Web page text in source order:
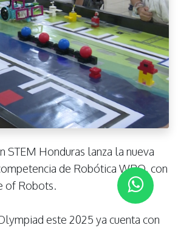
STEM Honduras lanza la nueva
de Robótica WRO, con
of Robots.
este 2025 ya cuenta con